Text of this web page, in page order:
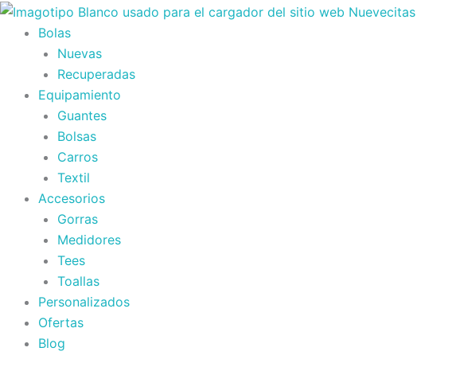
Ir
contenido
Bolas
Nuevas
Recuperadas
Equipamiento
Guantes
Bolsas
Carros
Textil
Accesorios
Gorras
Medidores
Tees
Toallas
Personalizados
Ofertas
Blog